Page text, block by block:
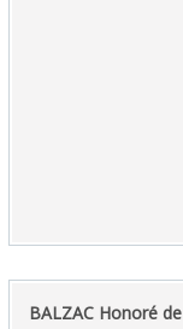
‎BALZAC Honoré de‎